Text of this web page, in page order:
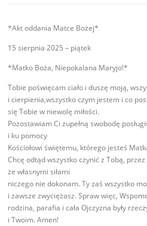
*Akt oddania Matce Bożej*
15 sierpnia 2025 – piątek
*Matko Boża, Niepokalana Maryjo!*
Tobie poświęcam ciało i duszę moją,
i cierpienia,wszystko czym jestem i co
się Tobie w niewolę miłości.
Pozostawiam Ci zupełną swobodę
i ku pomocy
Kościołowi świętemu, którego jesteś
Chcę odtąd wszystko czynić z Tobą,
że własnymi siłami
niczego nie dokonam. Ty zaś wszystko
i zawsze zwyciężasz. Spraw więc,
rodzina, parafia i cała Ojczyzna były
i Twoim. Amen!